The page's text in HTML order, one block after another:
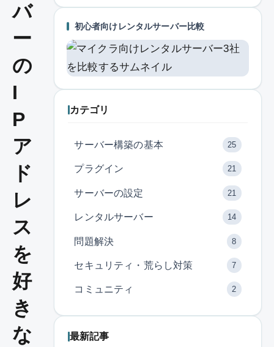
バ
ー
の
I
P
ア
ド
レ
ス
を
好
き
な
初心者向けレンタルサーバー比較
カテゴリ
サーバー構築の基本 25
プラグイン 21
サーバーの設定 21
レンタルサーバー 14
問題解決 8
セキュリティ・荒らし対策 7
コミュニティ 2
最新記事